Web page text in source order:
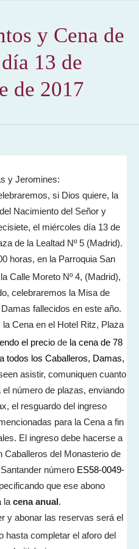
y Cena de
13 de
de 2017
y Jeromines:
si Dios quiere, la
Nacimiento del Señor y
el miércoles día 13 de
de la Lealtad Nº 5 (Madrid).
horas, en la Parroquia San
Calle Moreto Nº 4, (Madrid),
celebraremos la Misa de
fallecidos en este año.
Cena en el Hotel Ritz, Plaza
el precio de la cena de 78
todos los Caballeros, Damas,
asistir, comuniquen cuanto
número de plazas, enviando
el resguardo del ingreso
para la Cena a fin
El ingreso debe hacerse a
Caballeros del Monasterio de
número ES58-0049-
que ese abono
la cena anual.
y abonar las reservas será el
hasta completar el aforo del